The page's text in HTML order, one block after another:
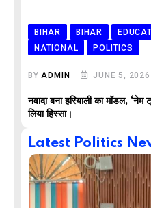
BIHAR BIHAR
NATIONAL
POLITICS
BYADMIN JUNE 5, 2026
नवादा बना हरियाली का मॉडल,
लिया हिस्सा।
Latest Politics